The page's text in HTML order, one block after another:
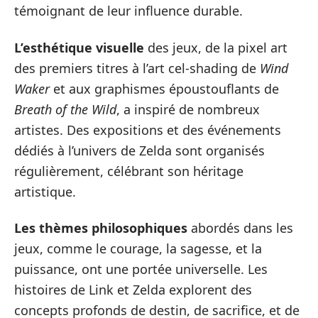
témoignant de leur influence durable.
L’esthétique visuelle des jeux, de la pixel art
des premiers titres à l’art cel-shading de Wind
Wakeret aux graphismes époustouflants de
Breath of the Wild, a inspiré de nombreux
artistes. Des expositions et des événements
dédiés à l’univers de Zelda sont organisés
régulièrement, célébrant son héritage
artistique.
Les thèmes philosophiques abordés dans les
jeux, comme le courage, la sagesse, et la
puissance, ont une portée universelle. Les
histoires de Link et Zelda explorent des
concepts profonds de destin, de sacrifice, et de